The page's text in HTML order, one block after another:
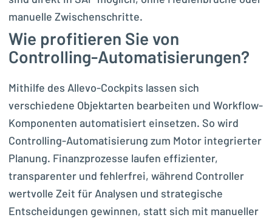
manuelle Zwischenschritte.
Wie profitieren Sie von
Controlling-Automatisierungen?
Mithilfe des Allevo-Cockpits lassen sich
verschiedene Objektarten bearbeiten und Workflow-
Komponenten automatisiert einsetzen. So wird
Controlling-Automatisierung zum Motor integrierter
Planung. Finanzprozesse laufen effizienter,
transparenter und fehlerfrei, während Controller
wertvolle Zeit für Analysen und strategische
Entscheidungen gewinnen, statt sich mit manueller